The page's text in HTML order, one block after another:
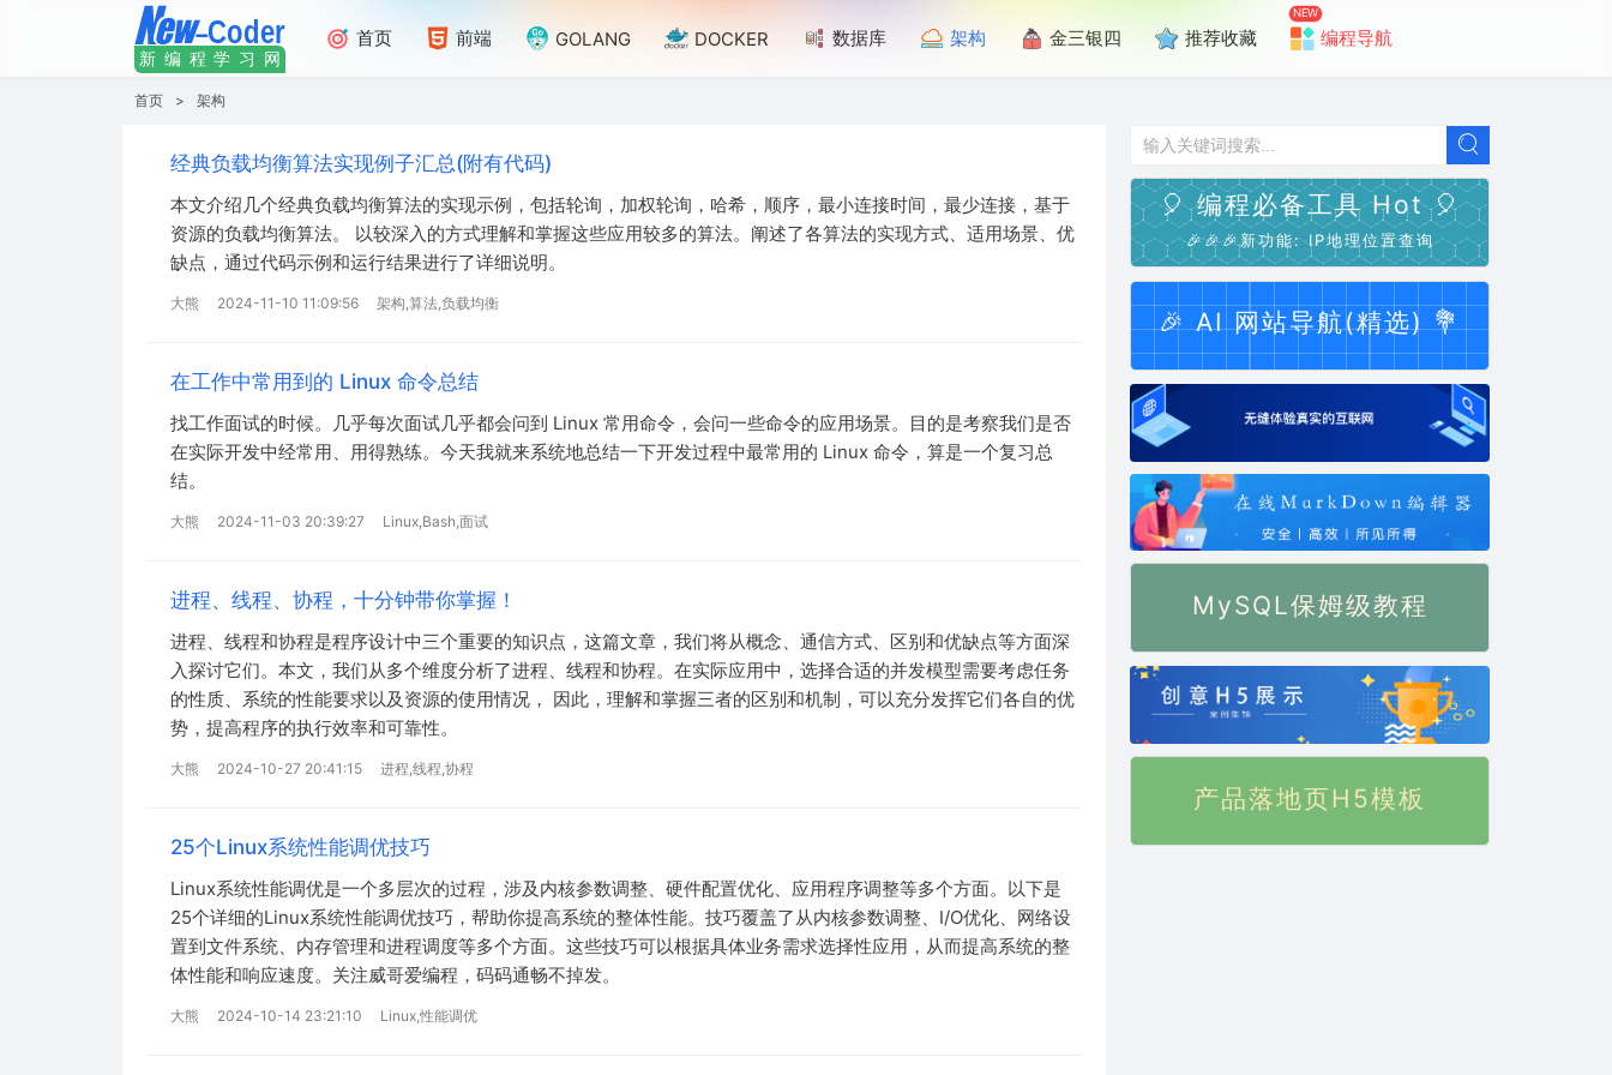
新编程学习网
首页 前端 GOLANG DOCKER 数据库 架构 金三银四 推荐收藏
NEW
编程导航
首页 > 架构
经典负载均衡算法实现例子汇总(附有代码)
本文介绍几个经典负载均衡算法的实现示例，包括轮询，加权轮询，哈希，顺序，最小连接时间，最少连接，基于
资源的负载均衡算法。 以较深入的方式理解和掌握这些应用较多的算法。阐述了各算法的实现方式、适用场景、优
缺点，通过代码示例和运行结果进行了详细说明。
大熊 2024-11-10 11:09:56 架构,算法,负载均衡
在工作中常用到的 Linux 命令总结
找工作面试的时候。几乎每次面试几乎都会问到 Linux 常用命令，会问一些命令的应用场景。目的是考察我们是否
在实际开发中经常用、用得熟练。今天我就来系统地总结一下开发过程中最常用的 Linux 命令，算是一个复习总
结。
大熊 2024-11-03 20:39:27 Linux,Bash,面试
进程、线程、协程，十分钟带你掌握！
进程、线程和协程是程序设计中三个重要的知识点，这篇文章，我们将从概念、通信方式、区别和优缺点等方面深
入探讨它们。本文，我们从多个维度分析了进程、线程和协程。在实际应用中，选择合适的并发模型需要考虑任务
的性质、系统的性能要求以及资源的使用情况， 因此，理解和掌握三者的区别和机制，可以充分发挥它们各自的优
势，提高程序的执行效率和可靠性。
大熊 2024-10-27 20:41:15 进程,线程,协程
25个Linux系统性能调优技巧
Linux系统性能调优是一个多层次的过程，涉及内核参数调整、硬件配置优化、应用程序调整等多个方面。以下是
25个详细的Linux系统性能调优技巧，帮助你提高系统的整体性能。技巧覆盖了从内核参数调整、I/O优化、网络设
置到文件系统、内存管理和进程调度等多个方面。这些技巧可以根据具体业务需求选择性应用，从而提高系统的整
体性能和响应速度。关注威哥爱编程，码码通畅不掉发。
大熊 2024-10-14 23:21:10 Linux,性能调优
🎈 编程必备工具 Hot 🎈
🎉🎉🎉新功能: IP地理位置查询
🎉 AI 网站导航(精选) 💐
MySQL保姆级教程
产品落地页H5模板